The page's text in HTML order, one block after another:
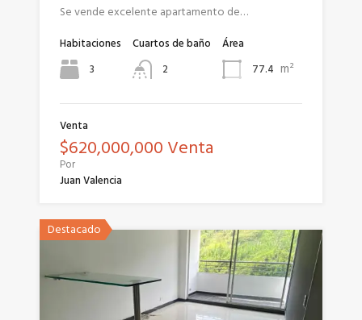
Se vende excelente apartamento de…
Habitaciones
3
Cuartos de baño
2
Área
77.4 m²
Venta
$620,000,000 Venta
Por
Juan Valencia
Destacado